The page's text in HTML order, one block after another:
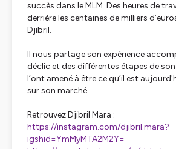
succès dans le MLM. Des heures de
derrière les centaines de milliers
Djibril.
Il nous partage son expérience
déclic et des différentes étapes de
l’ont amené à être ce qu’il est
sur son marché.
Retrouvez Djibril Mara :
https://instagram.com/djibril.mara?
igshid=YmMyMTA2M2Y=